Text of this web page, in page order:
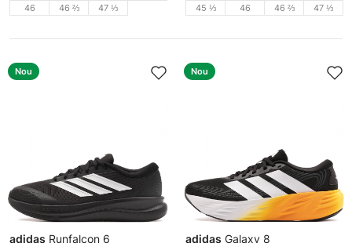
46
46 ⅔ 47 ⅓
45 ⅓
46 46 ⅔ 47 ⅓
Nou
adidas Runfalcon 6
Nou
adidas Galaxy 8